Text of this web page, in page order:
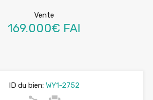
Vente
169.000€ FAI
ID du bien:WY1-2752